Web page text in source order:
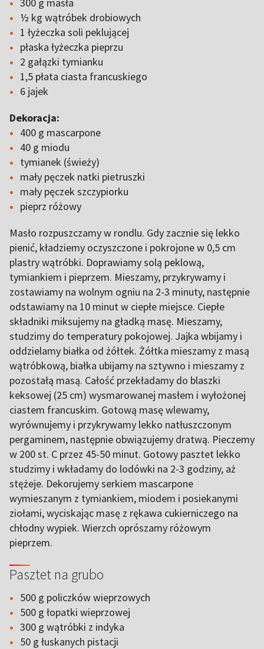
½ kg wątróbek drobiowych
1 łyżeczka soli peklującej
płaska łyżeczka pieprzu
2 gałązki tymianku
1,5 płata ciasta francuskiego
6 jajek
Dekoracja:
400 g mascarpone
40 g miodu
tymianek (świeży)
mały pęczek natki pietruszki
mały pęczek szczypiorku
pieprz różowy
Masło rozpuszczamy w rondlu. Gdy zacznie się lekko
pienić, kładziemy oczyszczone i pokrojone w 0,5 cm
plastry wątróbki. Doprawiamy solą peklową,
tymiankiem i pieprzem. Mieszamy, przykrywamy i
zostawiamy na wolnym ogniu na 2-3 minuty, następnie
odstawiamy na 10 minut w ciepłe miejsce. Ciepłe
składniki miksujemy na gładką masę. Mieszamy,
studzimy do temperatury pokojowej. Jajka wbijamy i
oddzielamy białka od żółtek. Żółtka mieszamy z masą
wątróbkową, białka ubijamy na sztywno i mieszamy z
pozostałą masą. Całość przekładamy do blaszki
keksowej (25 cm) wysmarowanej masłem i wyłożonej
ciastem francuskim. Gotową masę wlewamy,
wyrównujemy i przykrywamy lekko natłuszczonym
pergaminem, następnie obwiązujemy dratwą. Pieczemy
w 200 st. C przez 45-50 minut. Gotowy pasztet lekko
studzimy i wkładamy do lodówki na 2-3 godziny, aż
stężeje. Dekorujemy serkiem mascarpone
wymieszanym z tymiankiem, miodem i posiekanymi
ziołami, wyciskając masę z rękawa cukierniczego na
chłodny wypiek. Wierzch oprószamy różowym
pieprzem.
Pasztet na grubo
500 g policzków wieprzowych
500 g łopatki wieprzowej
300 g wątróbki z indyka
50 g łuskanych pistacji